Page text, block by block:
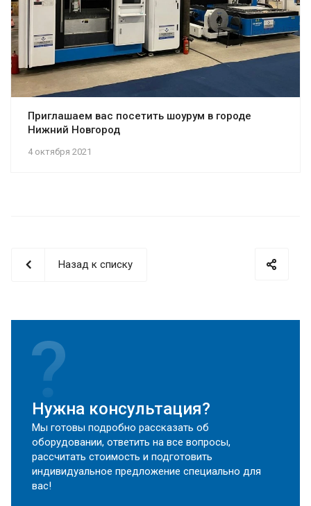
4 октября 2021
Приглашаем вас посетить шоурум в городе
Нижний Новгород
Назад к списку
Нужна консультация?
Мы готовы подробно рассказать об
оборудовании, ответить на все вопросы,
рассчитать стоимость и подготовить
индивидуальное предложение специально для
вас!